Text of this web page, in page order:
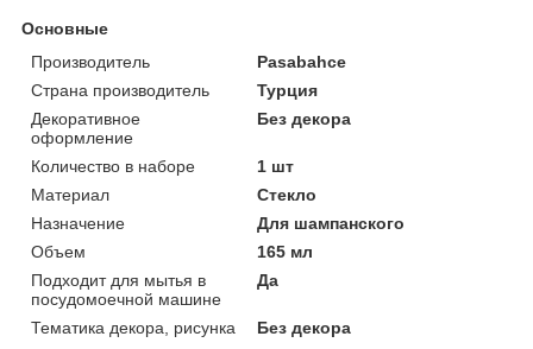
Основные
Производитель
Pasabahce
Страна производитель
Турция
Декоративное
оформление
Без декора
Количество в наборе
1 шт
Материал
Стекло
Назначение
Для шампанского
Объем
165 мл
Подходит для мытья в
посудомоечной машине
Да
Тематика декора, рисунка
Без декора